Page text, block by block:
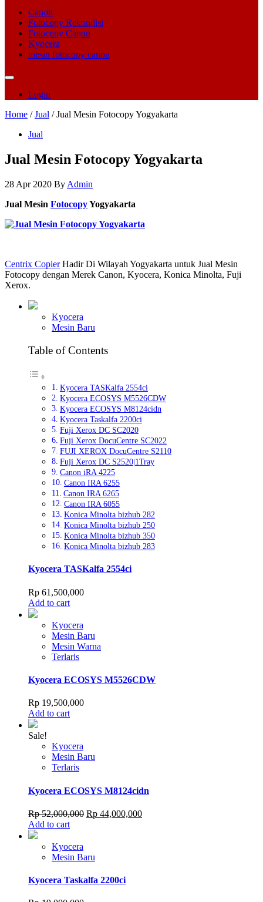
Canon
Fotocopy Rekondisi
Fotocopy Canon
Kyocera
mesin fotocopy canon
Login
Home /Jual / Jual Mesin Fotocopy Yogyakarta
Jual
Jual Mesin Fotocopy Yogyakarta
28 Apr 2020 By Admin
Jual Mesin FotocopyYogyakarta
Centrix CopierHadir Di Wilayah Yogyakarta untuk Jual Mesin
Fotocopy dengan Merek Canon, Kyocera, Konica Minolta, Fuji
Xerox.
Kyocera
Mesin Baru
Table of Contents
Kyocera TASKalfa 2554ci
Kyocera ECOSYS M5526CDW
Kyocera ECOSYS M8124cidn
Kyocera Taskalfa 2200ci
Fuji Xerox DC SC2020
Fuji Xerox DocuCentre SC2022
FUJI XEROX DocuCentre S2110
Fuji Xerox DC S2520|1Tray
Canon iRA 4225
Canon IRA 6255
Canon IRA 6265
Canon IRA 6055
Konica Minolta bizhub 282
Konica Minolta bizhub 250
Konica Minolta bizhub 350
Konica Minolta bizhub 283
Kyocera TASKalfa 2554ci
Rp 61,500,000
Add to cart
Kyocera
Mesin Baru
Mesin Warna
Terlaris
Kyocera ECOSYS M5526CDW
Rp 19,500,000
Add to cart
Sale!
Kyocera
Mesin Baru
Terlaris
Kyocera ECOSYS M8124cidn
Rp52,000,000 Original
Rp 44,000,000Current
Add to cart
Kyocera
Mesin Baru
Kyocera Taskalfa 2200ci